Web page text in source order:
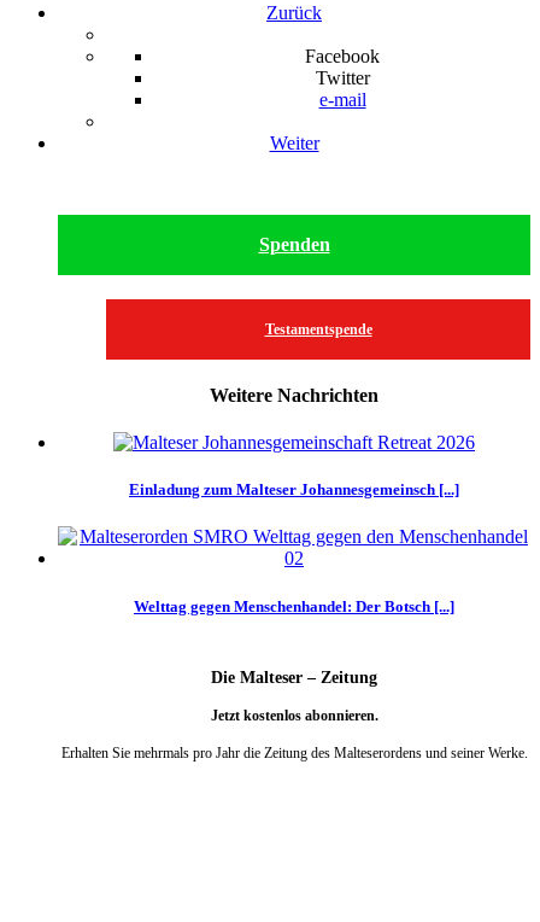
Zurück
Facebook
Twitter
e-mail
Weiter
Spenden
Testamentspende
Weitere Nachrichten
Einladung zum Malteser Johannesgemeinsch [...]
Welttag gegen Menschenhandel: Der Botsch [...]
Die Malteser – Zeitung
Jetzt kostenlos abonnieren.
Erhalten Sie mehrmals pro Jahr die Zeitung des Malteserordens und seiner Werke.